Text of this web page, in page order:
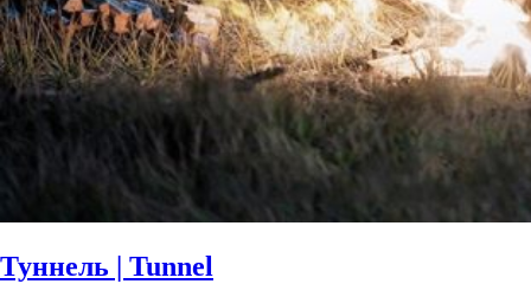
Туннель | Tunnel